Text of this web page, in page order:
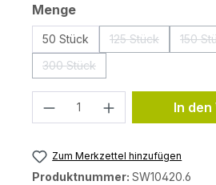
Mengeauswählen
50 Stück 125 Stück 150
300 Stück
Produkt Anzahl:In
Zum Merkzettel hinzufügen
Produktnummer: SW10420.6